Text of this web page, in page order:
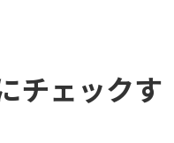
チェックす